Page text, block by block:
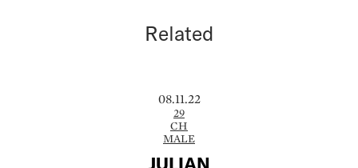
Related
08.11.22
29
CH
MALE
JULIAN